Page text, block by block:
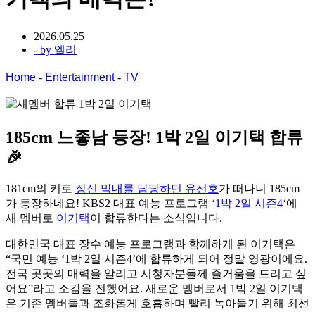
2026.05.25
- by 엘리
Home - Entertainment- TV
185cm 느좋남 등장! 1박 2일 이기택 합류
🎉
181cm의 키로 장신 막내를 담당하던 유선호가 떠나니 185cm
가 등장하네요! KBS2 대표 예능 프로그램 ‘1박 2일 시즌4‘에
새 멤버로 이기택이 합류한다는 소식입니다.
대한민국 대표 장수 예능 프로그램과 함께하게 된 이기택은
“국민 예능 ‘1박 2일 시즌4’에 합류하게 되어 정말 영광이에요.
전국 곳곳의 매력을 알리고 시청자분들께 즐거움을 드리고 싶
어요”라고 소감을 전했어요. 새로운 멤버로서 1박 2일 이기택
은 기존 멤버들과 조화롭게 호흡하며 빨리 녹아들기 위해 최선